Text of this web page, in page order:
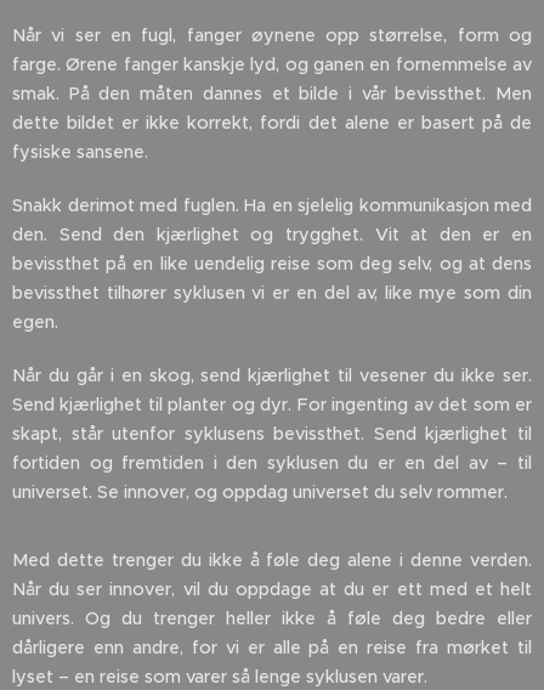
Når vi ser en fugl, fanger øynene opp størrelse, form og
farge. Ørene fanger kanskje lyd, og ganen en fornemmelse av
smak. På den måten dannes et bilde i vår bevissthet. Men
dette bildet er ikke korrekt, fordi det alene er basert på de
fysiske sansene.
Snakk derimot med fuglen. Ha en sjelelig kommunikasjon med
den. Send den kjærlighet og trygghet. Vit at den er en
bevissthet på en like uendelig reise som deg selv, og at dens
bevissthet tilhører syklusen vi er en del av, like mye som din
egen.
Når du går i en skog, send kjærlighet til vesener du ikke ser.
Send kjærlighet til planter og dyr. For ingenting av det som er
skapt, står utenfor syklusens bevissthet. Send kjærlighet til
fortiden og fremtiden i den syklusen du er en del av – til
universet. Se innover, og oppdag universet du selv rommer.
Med dette trenger du ikke å føle deg alene i denne verden.
Når du ser innover, vil du oppdage at du er ett med et helt
univers. Og du trenger heller ikke å føle deg bedre eller
dårligere enn andre, for vi er alle på en reise fra mørket til
lyset – en reise som varer så lenge syklusen varer.